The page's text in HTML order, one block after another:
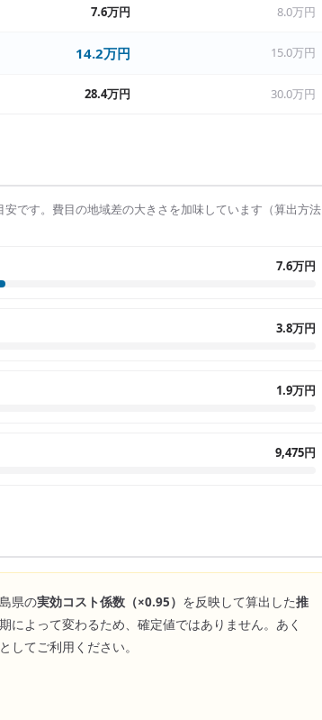
7.6万円 8.0万円
14.2万円 15.0万円
28.4万円 30.0万円
安です。費目の地域差の大きさを加味しています（算出方法
7.6万円
3.8万円
1.9万円
9,475円
県の実効コスト係数（×0.95） を反映して算出した推
によって変わるため、確定値ではありません。あく
してご利用ください。